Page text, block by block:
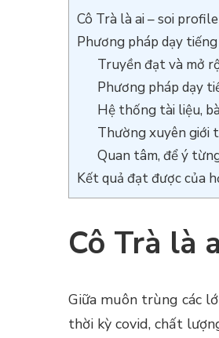
Cô Trà là ai – soi
Phương pháp dạy
Truyền đạt và mở
Phương pháp dạy
Hệ thống tài liệu,
Thường xuyên giới
Quan tâm, để ý
Kết quả đạt được của
Cô Trà là
Giữa muôn trùng các
thời kỳ covid, chất